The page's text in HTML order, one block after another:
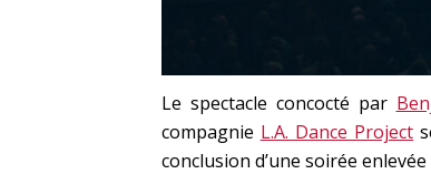
Le spectacle concocté par
compagnie L.A. Dance Project
conclusion d’une soirée